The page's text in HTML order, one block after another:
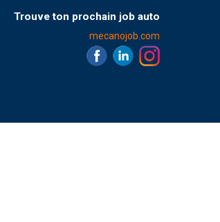
Trouve ton prochain job auto
mecanojob.com